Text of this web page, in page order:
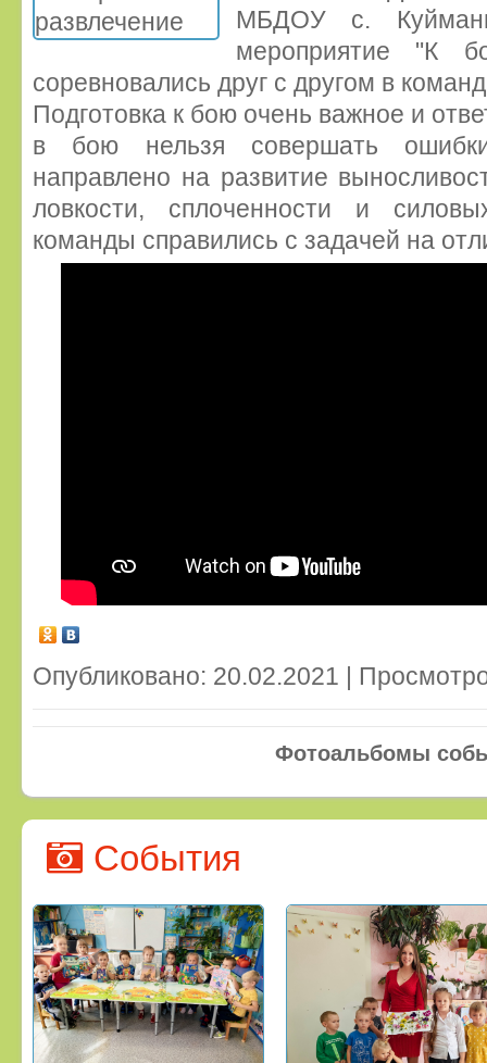
МБДОУ с.
мероприятие "К
соревновались друг с другом в
Подготовка к бою очень важное и
в бою нельзя совершать
направлено на развитие
ловкости, сплоченности и
команды справились с задачей на
Опубликовано: 20.02.2021 |
Фотоальбомы
События